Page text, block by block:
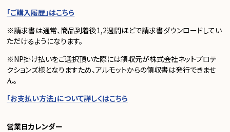
「ご購入履歴」はこちら
※請求書は通常、商品到着後1,2週間ほどで請求書ダウンロードしてい
ただけるようになります。
※NP掛け払いをご選択頂いた際には領収元が株式会社ネットプロテ
クションズ様となりますため、アルモットからの領収書は発行できませ
ん。
「お支払い方法」について詳しくはこちら
営業日カレンダー